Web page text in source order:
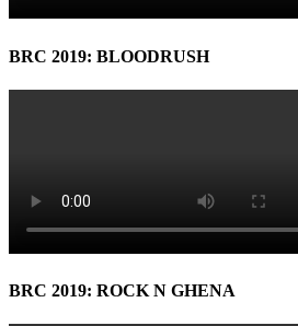
BRC 2019: BLOODRUSH
BRC 2019: ROCK N GHENA